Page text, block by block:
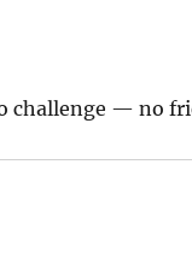
challenge — no